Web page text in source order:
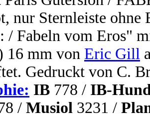
nur Sternleiste
/ Fabeln vom Eros"
16 mm von Eric Gill
Gedruckt von C.
IB 778 / IB-
/ Musiol 3231 /